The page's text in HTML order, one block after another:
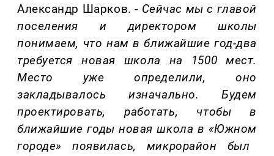
Александр Шарков. - Сейчас мы с главой
поселения и директором школы
понимаем, что нам в ближайшие год-два
требуется новая школа на 1500 мест.
Место уже определили, оно
закладывалось изначально. Будем
проектировать, работать, чтобы в
ближайшие годыноваяшкола в «Южном
городе» появилась, микрорайон был